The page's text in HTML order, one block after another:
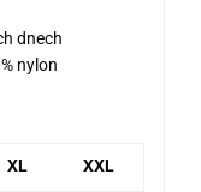
dnech
nylon
XL XXL